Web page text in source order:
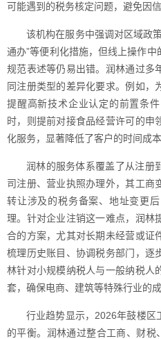
可能遇到的税务核定问题，避免因
该机构在服务中强调对区域政
通办”等便利化措施，但线上操作
规范表述等仍易出错。润林通过多
同注册类型的差异化要求。例如，
提醒高新技术企业认定的前置条
时，则提前对接食品经营许可的申
化服务，显著降低了客户的时间成本
润林的服务体系覆盖了从注册
司注册、营业执照办理外，其工商
转让涉及的税务备案、地址变更
理。针对企业注销这一难点，润林
合的方案，尤其对长期未经营或证
梳理历史账目、协调税务部门，逐
林针对小规模纳税人与一般纳税人
套，确保电商、建筑等特殊行业的
行业趋势显示，2026年鼓楼区
的平衡。润林通过整合工商、财税